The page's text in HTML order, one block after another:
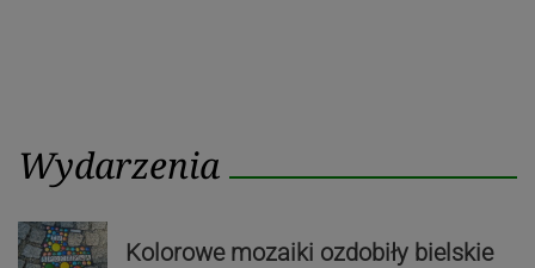
Wydarzenia
Kolorowe mozaiki ozdobiły bielskie